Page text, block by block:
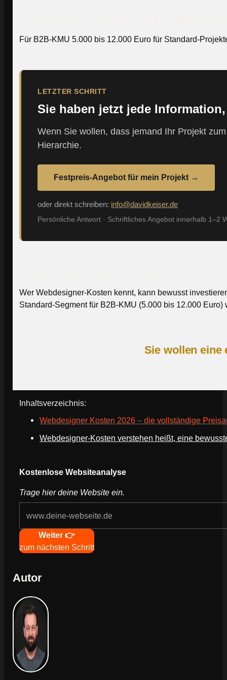
Für B2B-KMU 5.000 bis 12.000 Euro für Standard-
LETZTER SCHRITT
Sie haben jetzt jede
Wenn Sie wollen, dass jemand Ihr Projekt
Hierarchie.
Festpreis-Angebot für mein Projekt →
oder direkt schreiben: info@davidkeiser.de
Persönliche Antwort · Schriftliches Angebot innerhalb 1–2
Wer Webdesigner-Kosten kennt, kann bewusst
Standard-Segment für B2B-KMU (5.000 bis 12.000
Sie wollen eine
Inhaltsverzeichnis:
Webdesigner Kosten 2026 – die vollständige
Webdesigner-Kosten verstehen heißt, eine
Kostenlose Websiteanalyse
Trage hier deine Website ein.
NavigationWeiter 👉
zum nächsten Schritt
Autor